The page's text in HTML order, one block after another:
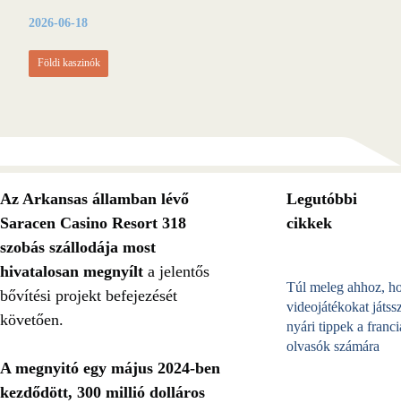
2026-06-18
Földi kaszinók
Az Arkansas államban lévő
Saracen Casino Resort 318
szobás szállodája most
hivatalosan megnyílt a jelentős
bővítési projekt befejezését
követően.
A megnyitó egy május 2024-ben
kezdődött, 300 millió dolláros
Legutóbbi
cikkek
Túl meleg ahhoz,
videojátékokat
nyári tippek a
olvasók számára